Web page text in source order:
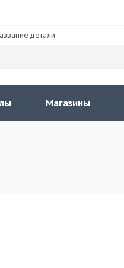
детали
Магазины